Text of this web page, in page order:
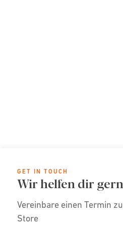
GET IN TOUCH
Wir helfen dir
Vereinbare einen Termin
Store